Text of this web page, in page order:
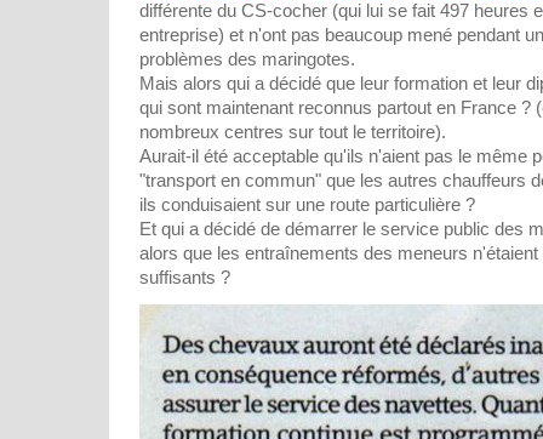
différente du CS-cocher (qui lui se fait 497 heures
entreprise) et n'ont pas beaucoup mené pendant
problèmes des maringotes.
Mais alors qui a décidé que leur formation et leur
qui sont maintenant reconnus partout en France ?
nombreux centres sur tout le territoire).
Aurait-il été acceptable qu'ils n'aient pas le même
"transport en commun" que les autres chauffeurs
ils conduisaient sur une route particulière ?
Et qui a décidé de démarrer le service public des
alors que les entraînements des meneurs
suffisants ?